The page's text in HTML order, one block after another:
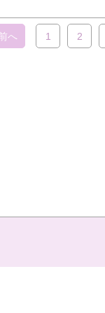
へ 1 2